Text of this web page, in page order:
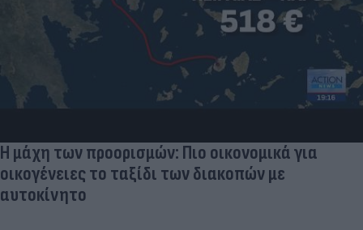
Η μάχη των προορισμών: Πιο οικονομικά για
οικογένειες το ταξίδι των διακοπών με
αυτοκίνητο